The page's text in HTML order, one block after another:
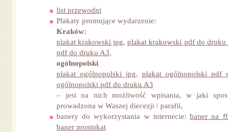
list przewodni
Plakaty promujące wydarzenie:
Kraków:
plakat krakowski jpg,plakat krakowski pdf do druku
pdf do druku A3,
ogólnopolski
plakat ogólnopolski jpg, plakat ogólnopolski pdf
ogólnopolski pdf do druku A3
– jest na nich możliwość wpisania, w jaki
prowadzona w Waszej diecezji / parafii,
banery do wykorzystania w internecie:baner na
baner prostokat